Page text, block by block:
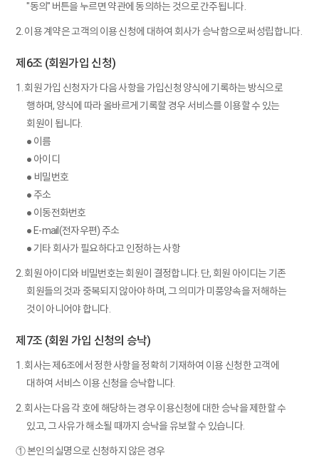
"동의" 버튼을 누르면 약관에 동의하는 것으로 간주됩니다.
2. 이용 계약은 고객의 이용 신청에 대하여 회사가 승낙함으로써 성립합니다.
제6조 (회원가입 신청)
1. 회원 가입 신청자가 다음 사항을 가입신청 양식에 기록하는 방식으로
행하며, 양식에 따라 올바르게 기록할 경우 서비스를 이용할 수 있는
회원이 됩니다.
● 이름
● 아이디
● 비밀번호
● 주소
● 이동전화번호
● E-mail(전자우편) 주소
● 기타 회사가 필요하다고 인정하는 사항
2. 회원 아이디와 비밀번호는 회원이 결정합니다. 단, 회원 아이디는 기존
회원들의 것과 중복되지 않아야 하며, 그 의미가 미풍양속을 저해하는
것이 아니어야 합니다.
제7조 (회원 가입 신청의 승낙)
1. 회사는 제6조에서 정한 사항을 정확히 기재하여 이용 신청한 고객에
대하여 서비스 이용 신청을 승낙합니다.
2. 회사는 다음 각 호에 해당하는 경우 이용신청에 대한 승낙을 제한할 수
있고, 그 사유가 해소될 때까지 승낙을 유보할 수 있습니다.
① 본인의 실명으로 신청하지 않은 경우